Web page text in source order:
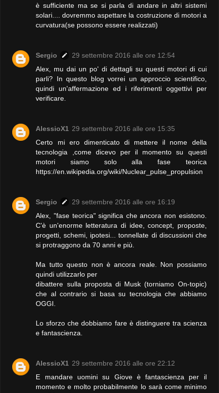
è sufficiente ma se si parla di andare in altri sistemi
solari.... dovremmo aspettare la costruzione di motori a
curvatura(se possono essere realizzati)
Sergio
29 settembre 2016 alle ore 12:54
Alex, mu dai un po' di dettagli su questi motori di cui
parli? In questo blog vorrei un approccio scientifico,
quindi un'affermazione ed i riferimenti oggettivi per
verificare.
AlessioX1 29 settembre 2016 alle ore 15:35
Certo mi ero dimenticato di mettere il nome della
tecnologia ,come dicevo per il momento su questi
motori siamo solo alla fase teorica
https://en.wikipedia.org/wiki/Nuclear_pulse_propulsion
Sergio
29 settembre 2016 alle ore 16:19
Alex, "fase teorica" significa che ancora non esistono.
C'è un'enorme letteratura di idee, concept, proposte,
progetti, schemi, ipotesi... tonnellate di discussioni che
si protraggono da 70 anni e più.
Ma tutto questo non è ancora reale. Non possiamo
quindi utilizzarlo per
dibattere sulla proposta di Musk (torniamo On-topic)
che al contrario si basa su tecnologia che abbiamo
OGGI.
Lo sforzo che dobbiamo fare è distinguere tra scienza
e fantascienza.
AlessioX1 29 settembre 2016 alle ore 22:12
E mandare uomini su Giove è fantascienza per il
momento e molto probabilmente lo sarà come minimo